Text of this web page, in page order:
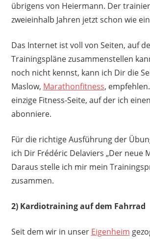
übrigens von Heiermann. Der
zweieinhalb Jahren jetzt schon wie
Das Internet ist voll von Seiten, auf
Trainingspläne zusammenstellen
noch nicht kennst, kann ich Dir die
Maslow, Marathonfitness,
einzige Fitness-Seite, auf der ich
abonniere.
Für die richtige Ausführung der
ich Dir Frédéric Delaviers „Der neue
Daraus stelle ich mir mein
zusammen.
2) Kardiotraining auf dem Fahrrad
Seit dem wir in unser Eigenheim